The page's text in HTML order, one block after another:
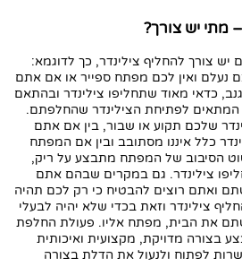
מתי יש צורך?
צורך להחליף צילינדר, כך לדוגמא:
ואין לכם מפתח ספייר או אם אתם
כדאי מאוד שתחליפו צילינדר ובהתאם
לפתיחת הצילינדר שהחלפתם.
שלכם תקוע או שבור, בין אם אתם
כלל איננו מסתובב ובין אם המפתח
הסיבוב של המפתח מתבצע על ריק,
צילינדר. גם במקרים שבהם אתם
ואתם רוצים להבטיח כי רק לכם תהיה
צילינדר וזאת בכדי שלא יהיה לבעלי
את הבית, מפתח אליו. פעולת החלפת
בצורה מדויקת, מקצועית ואיכותית
לפתוח ולנעול את הדלת בצורה